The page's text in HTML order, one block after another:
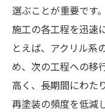
選ぶことが重要です
施工の各工程を迅速
とえば、アクリル系
め、次の工程への移
高く、長期間にわた
再塗装の頻度を低減